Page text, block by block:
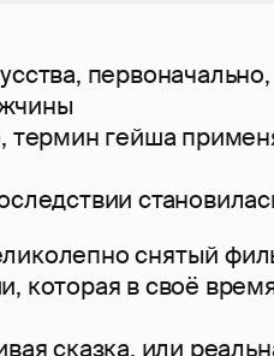
термин гейша
снятый
которая в своё
сказка, или